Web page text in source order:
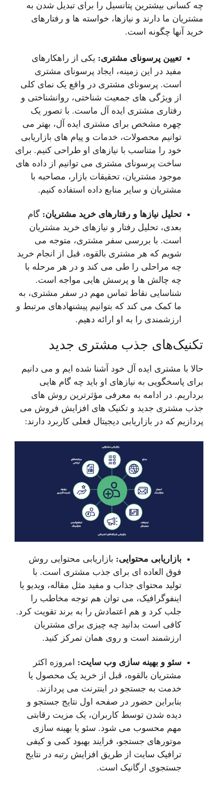
چه کسانی بیشترین پتانسیل را برای تبدیل شدن به
مشتریان ما دارند و نیازها، خواسته ها و رفتارهای
خرید آنها چگونه است.
تعیین پرسونای مشتری: یکی از راهکارهای
مفید در این زمینه، ایجاد پرسونای مشتری
است. پرسونای مشتری در واقع یک نمای کلی
از ویژگی های جمعیت شناختی، روانشناختی و
رفتاری مشتری ایده آل ماست. با تصور یک
چهره مشخص برای مشتری ایده آل، بهتر می
توانیم محصولات، خدمات و پیام های بازاریابی
خود را متناسب با نیازهای او طراحی کنیم. برای
ساخت پرسونای مشتری می توانیم از داده های
موجود مشتریان، تحقیقات بازار، مصاحبه با
مشتریان و سایر منابع داده استفاده کنیم.
تحلیل نیازها و رفتارهای خرید مشتریان: گام
بعدی، تحلیل رفتار و نیازهای خرید مشتریان
است. با بررسی سفر مشتری، متوجه می
شویم که هر مشتری بالقوه، قبل از انجام خرید
چه مراحلی را طی می کند و در هر مرحله با
چه چالش ها و پرسش هایی مواجه است.
شناسایی نقاط تماس مهم در سفر مشتری، به
ما کمک می کند که بتوانیم پیشنهادهای مرتبط و
ارزشمندی را به او ارائه دهیم.
تکنیک‌های جذب مشتری جدید
حالا با مشتری ایده آل خود آشنا شده ایم و می دانیم
برای پاسخگویی به نیازهای او باید چه گام هایی
برداریم. در ادامه به معرفی مؤثرترین روش های
جذب مشتری جدید و تکنیک های افزایش فروش می
پردازیم که در بازاریابی دیجیتال فعلی کاربرد دارند:
بازاریابی محتوایی: بازاریابی محتوایی روش
فوق‌ العاده‌ ای برای جذب مشتری است. با
تولید محتوای جذاب و مفید مثل مقاله، ویدیو یا
اینفوگرافیک، می‌ توان هم توجه مخاطب را
جلب کرد و هم اعتمادش را به برند تقویت کرد.
کافی است بدانید چه چیزی برای مشتریان
ارزشمند است و روی همان تمرکز کنید.
سئو و بهینه‌ سازی وب‌ سایت: امروزه اکثر
مشتریان بالقوه، قبل از خرید یک محصول یا
خدمت به جستجو در اینترنت می پردازند.
بنابراین حضور در صفحه اول نتایج جستجو و
دیده شدن توسط کاربران، یک مزیت رقابتی
مهم محسوب می شود. سئو یا بهینه سازی
موتورهای جستجو، فرایند بهبود کمی و کیفی
ترافیک سایت از طریق افزایش رتبه در نتایج
جستجوی ارگانیک است.